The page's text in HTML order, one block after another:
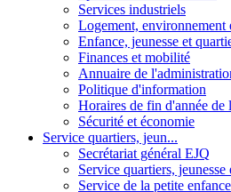
Services industriels
Logement, environnement
Enfance, jeunesse et
Finances et mobilité
Annuaire de
Politique d'information
Horaires de fin d'année
Sécurité et économie
Service quartiers, jeun...
Secrétariat général EJQ
Service quartiers, jeunesse
Service de la petite enfance